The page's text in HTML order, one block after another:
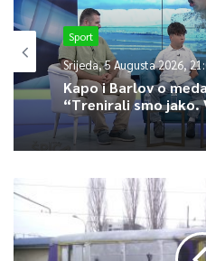
Sport
Srijeda, 5 Augusta 2026,
Kapo i Barlov o
“Trenirali smo jako.